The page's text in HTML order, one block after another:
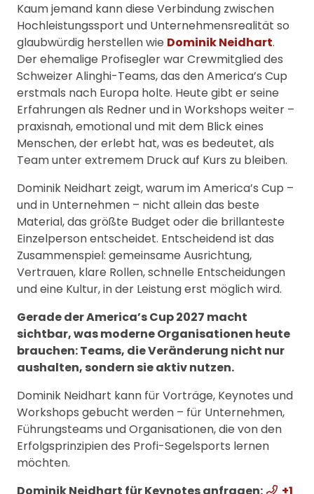
Kaum jemand kann diese Verbindung zwischen
Hochleistungssport und Unternehmensrealität so
glaubwürdig herstellen wie Dominik Neidhart.
Der ehemalige Profisegler war Crewmitglied des
Schweizer Alinghi-Teams, das den America’s Cup
erstmals nach Europa holte. Heute gibt er seine
Erfahrungen als Redner und in Workshops weiter –
praxisnah, emotional und mit dem Blick eines
Menschen, der erlebt hat, was es bedeutet, als
Team unter extremem Druck auf Kurs zu bleiben.
Dominik Neidhart zeigt, warum im America’s Cup –
und in Unternehmen – nicht allein das beste
Material, das größte Budget oder die brillanteste
Einzelperson entscheidet. Entscheidend ist das
Zusammenspiel: gemeinsame Ausrichtung,
Vertrauen, klare Rollen, schnelle Entscheidungen
und eine Kultur, in der Leistung erst möglich wird.
Gerade der America’s Cup 2027 macht
sichtbar, was moderne Organisationen heute
brauchen: Teams, die Veränderung nicht nur
aushalten, sondern sie aktiv nutzen.
Dominik Neidhart kann für Vorträge, Keynotes und
Workshops gebucht werden – für Unternehmen,
Führungsteams und Organisationen, die von den
Erfolgsprinzipien des Profi-Segelsports lernen
möchten.